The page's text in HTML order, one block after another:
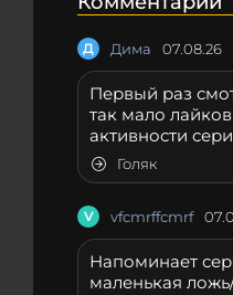
Д Дима 07.08.26
Первый раз
так мало
активности
Голяк
V vfcmrffcmrf
Напоминает
маленькая